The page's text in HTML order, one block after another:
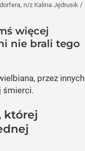
n/z Kalina Jędrusik /
więcej
nie brali tego
przez innych
śmierci.
której